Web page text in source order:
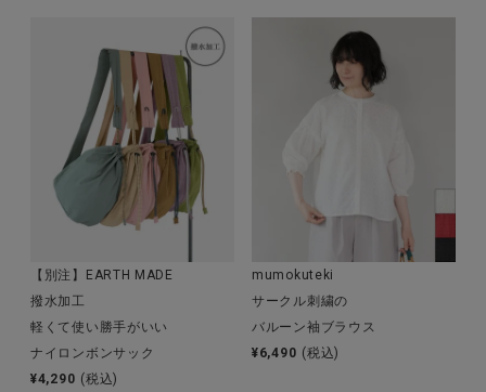
ブランド
全ての商品
CONTENTS
お問い合わせ
ショップリスト
【別注】EARTH MADE
撥水加工
軽くて使い勝手がいい
ナイロンボンサック
¥4,290 (税込)
mumokuteki
サークル刺繍の
バルーン袖ブラウス
¥6,490 (税込)